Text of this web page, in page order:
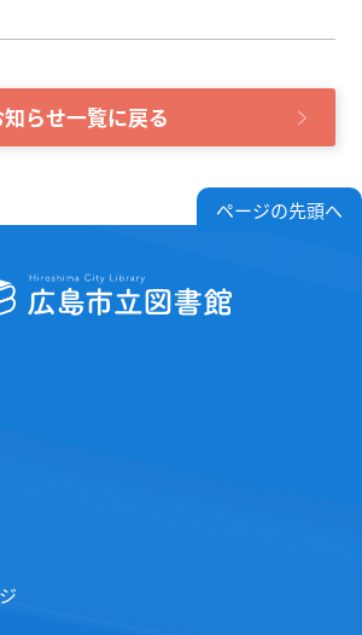
知らせ一覧に戻る
ページの先頭へ